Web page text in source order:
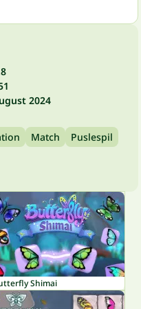
2024
Match
Puslespil
Shimai